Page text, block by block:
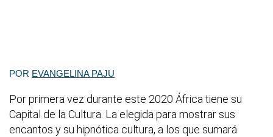
POR EVANGELINA PAJU
Por primera vez durante este 2020 África tiene su
Capital de la Cultura. La elegida para mostrar sus
encantos y su hipnótica cultura, a los que sumará